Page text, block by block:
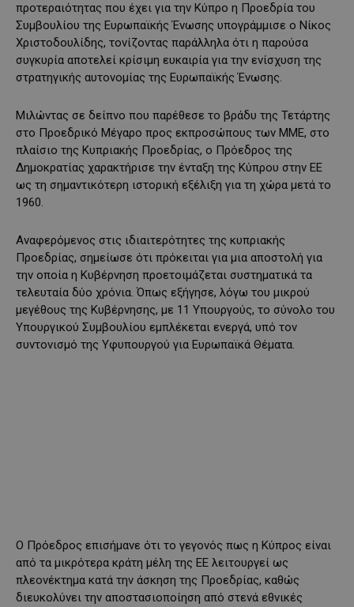
προτεραιότητας που έχει για την Κύπρο η Προεδρία του
Συμβουλίου της Ευρωπαϊκής Ένωσης υπογράμμισε ο Νίκος
Χριστοδουλίδης, τονίζοντας παράλληλα ότι η παρούσα
συγκυρία αποτελεί κρίσιμη ευκαιρία για την ενίσχυση της
στρατηγικής αυτονομίας της Ευρωπαϊκής Ένωσης.
Μιλώντας σε δείπνο που παρέθεσε το βράδυ της Τετάρτης
στο Προεδρικό Μέγαρο προς εκπροσώπους των ΜΜΕ, στο
πλαίσιο της Κυπριακής Προεδρίας, ο Πρόεδρος της
Δημοκρατίας χαρακτήρισε την ένταξη της Κύπρου στην ΕΕ
ως τη σημαντικότερη ιστορική εξέλιξη για τη χώρα μετά το
1960.
Αναφερόμενος στις ιδιαιτερότητες της κυπριακής
Προεδρίας, σημείωσε ότι πρόκειται για μια αποστολή για
την οποία η Κυβέρνηση προετοιμάζεται συστηματικά τα
τελευταία δύο χρόνια. Όπως εξήγησε, λόγω του μικρού
μεγέθους της Κυβέρνησης, με 11 Υπουργούς, το σύνολο του
Υπουργικού Συμβουλίου εμπλέκεται ενεργά, υπό τον
συντονισμό της Υφυπουργού για Ευρωπαϊκά Θέματα.
Ο Πρόεδρος επισήμανε ότι το γεγονός πως η Κύπρος είναι
από τα μικρότερα κράτη μέλη της ΕΕ λειτουργεί ως
πλεονέκτημα κατά την άσκηση της Προεδρίας, καθώς
διευκολύνει την αποστασιοποίηση από στενά εθνικές